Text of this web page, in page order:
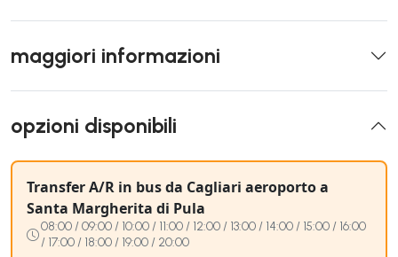
maggiori informazioni
opzioni disponibili
Transfer A/R in bus da Cagliari aeroporto a
Santa Margherita di Pula
08:00 / 09:00 / 10:00 / 11:00 / 12:00 / 13:00 / 14:00 / 15:00 / 16:00
/ 17:00 / 18:00 / 19:00 / 20:00